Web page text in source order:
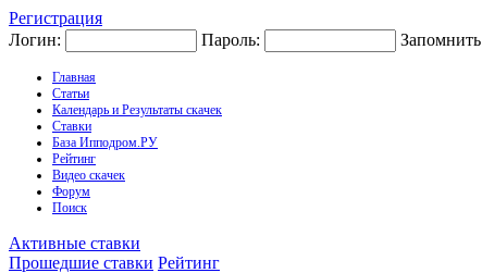
Регистрация
Логин:
Пароль: Запомнить
Главная
Статьи
Календарь и Результаты скачек
Ставки
База Ипподром.РУ
Рейтинг
Видео скачек
Форум
Поиск
Активные ставки
Прошедшие ставки Рейтинг